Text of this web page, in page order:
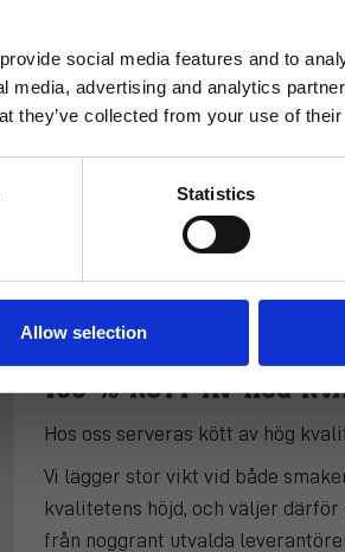
social media features and to
media, advertising and analytics
they’ve collected from your use of
Statistics
Allow selection
& MENYER
MATEN PÅ
GÖTEBORG
100 % KÖTT AV HÖG
Hos oss serveras kött av hög
Vi lägger stor vikt vid både
kvalitetens höjd, och väljer
från noggrant utvalda